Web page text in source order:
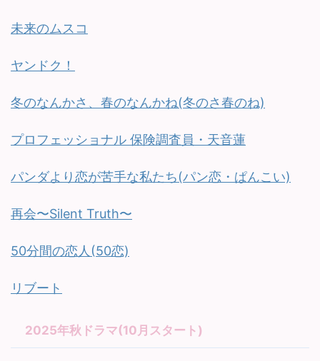
未来のムスコ
ヤンドク！
冬のなんかさ、春のなんかね(冬のさ春のね)
プロフェッショナル 保険調査員・天音蓮
パンダより恋が苦手な私たち(パン恋・ぱんこい)
再会〜Silent Truth〜
50分間の恋人(50恋)
リブート
2025年秋ドラマ(10月スタート)